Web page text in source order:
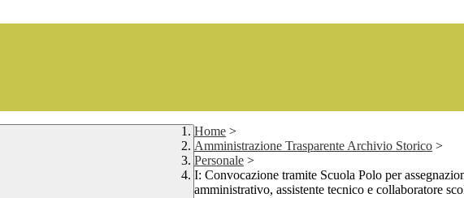
Home >
Amministrazione Trasparente Archivio Storico >
Personale >
I: Convocazione tramite Scuola Polo per
amministrativo, assistente tecnico e collaboratore